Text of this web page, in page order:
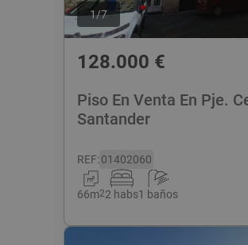
1/7
128.000 €
Piso En Venta En Pje.
Santander
REF:01402060
66m22 habs1 baños